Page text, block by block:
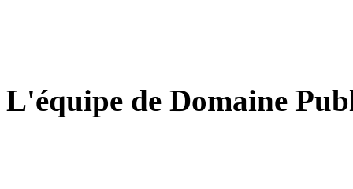
L'équipe de Domaine